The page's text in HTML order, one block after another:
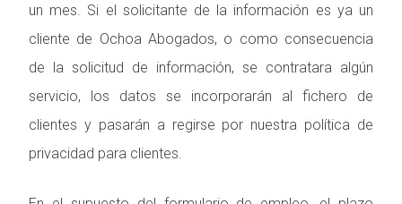
un mes. Si el solicitante de la información es ya un
cliente de Ochoa Abogados, o como consecuencia
de la solicitud de información, se contratara algún
servicio, los datos se incorporarán al fichero de
clientes y pasarán a regirse por nuestra política de
privacidad para clientes.